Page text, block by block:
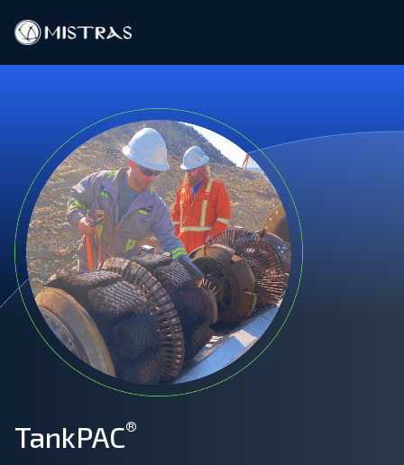
Servicios de campo
Servicios en el laboratorio
Productos
Industrias
Recursos
Contacto
Únete a nuestro equipo
TankPAC®